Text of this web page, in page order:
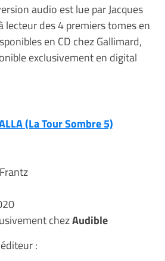
audio est lue par Jacques
lecteur des 4 premiers tomes en
en CD chez Gallimard,
exclusivement en digital
(La Tour Sombre 5)
chezAudible
: